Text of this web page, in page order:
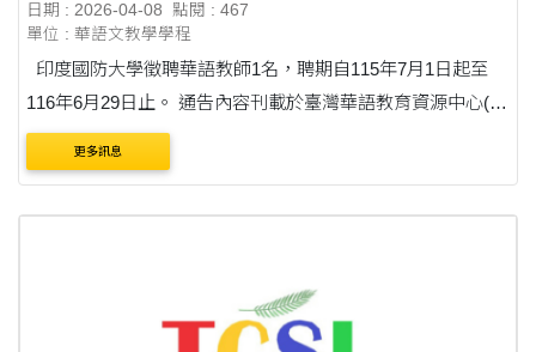
日期 : 2026-04-08
點閱 : 467
單位 : 華語文教學學程
116年6月29日止。 通告內容刊載於臺灣華語教育資源中心(網
址：https://lmit.edu.tw/sc/world_detail_edu/1342)。 收件截止
日：臺灣時間 115年4月15日 23:00
更多訊息